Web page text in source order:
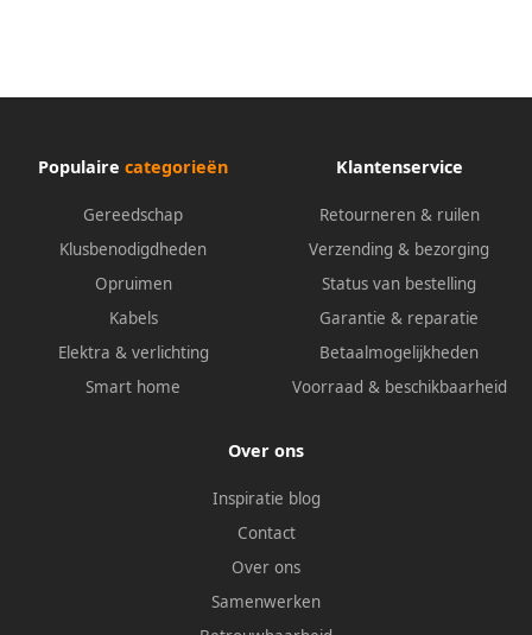
Populaire categorieën
Gereedschap
Klusbenodigdheden
Opruimen
Kabels
Elektra & verlichting
Smart home
Klantenservice
Retourneren & ruilen
Verzending & bezorging
Status van bestelling
Garantie & reparatie
Betaalmogelijkheden
Voorraad & beschikbaarheid
Over ons
Inspiratie blog
Contact
Over ons
Samenwerken